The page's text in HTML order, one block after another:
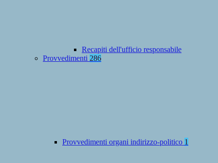
Recapiti dell'ufficio responsabile
Provvedimenti 286
Provvedimenti organi indirizzo-politico 1